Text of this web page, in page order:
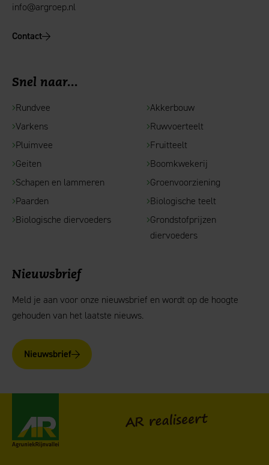
info@argroep.nl
Contact
Snel naar...
Rundvee
Varkens
Pluimvee
Geiten
Schapen en lammeren
Paarden
Biologische diervoeders
Akkerbouw
Ruwvoerteelt
Fruitteelt
Boomkwekerij
Groenvoorziening
Biologische teelt
Grondstofprijzen
diervoeders
Nieuwsbrief
Meld je aan voor onze nieuwsbrief en wordt op de hoogte
gehouden van het laatste nieuws.
Nieuwsbrief
AR realiseert